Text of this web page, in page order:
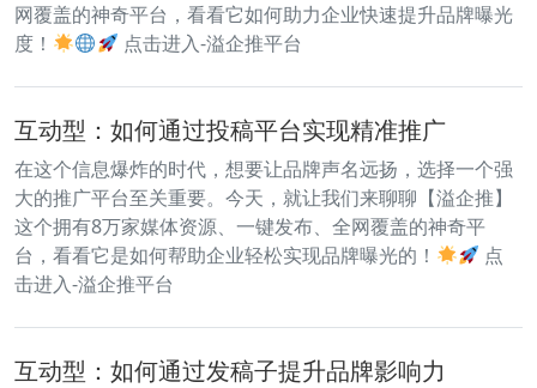
网覆盖的神奇平台，看看它如何助力企业快速提升品牌曝光
度！
点击进入-溢企推平台
互动型：如何通过投稿平台实现精准推广
在这个信息爆炸的时代，想要让品牌声名远扬，选择一个强
大的推广平台至关重要。今天，就让我们来聊聊【溢企推】
这个拥有8万家媒体资源、一键发布、全网覆盖的神奇平
台，看看它是如何帮助企业轻松实现品牌曝光的！
点
击进入-溢企推平台
互动型：如何通过发稿子提升品牌影响力